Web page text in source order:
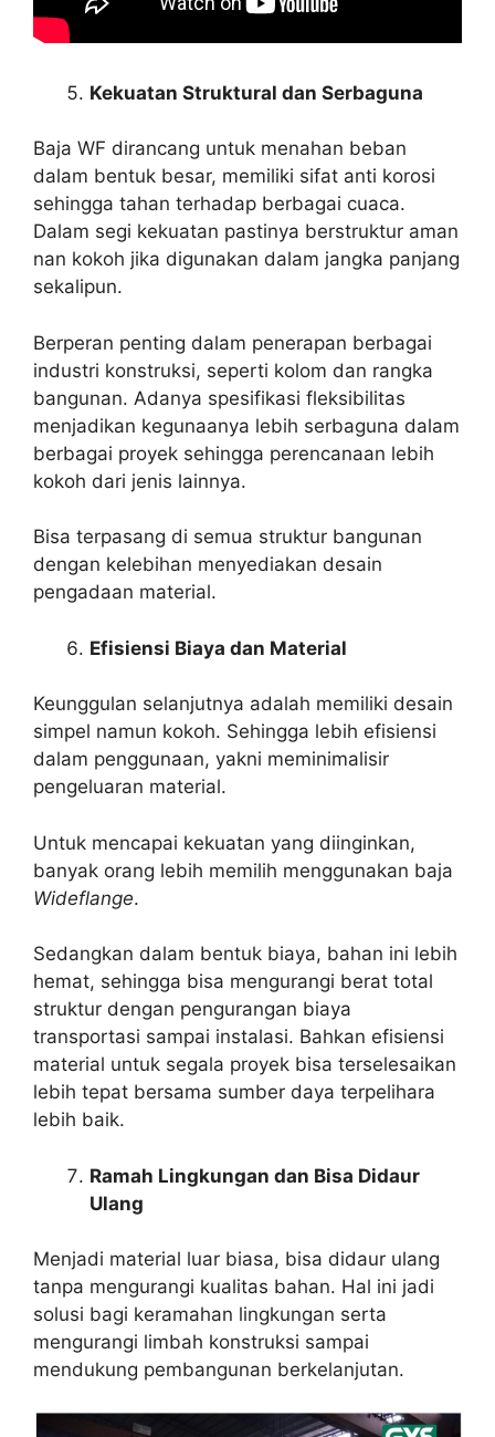
Kekuatan Struktural dan Serbaguna
Baja WF dirancang untuk menahan beban
dalam bentuk besar, memiliki sifat anti korosi
sehingga tahan terhadap berbagai cuaca.
Dalam segi kekuatan pastinya berstruktur aman
nan kokoh jika digunakan dalam jangka panjang
sekalipun.
Berperan penting dalam penerapan berbagai
industri konstruksi, seperti kolom dan rangka
bangunan. Adanya spesifikasi fleksibilitas
menjadikan kegunaanya lebih serbaguna dalam
berbagai proyek sehingga perencanaan lebih
kokoh dari jenis lainnya.
Bisa terpasang di semua struktur bangunan
dengan kelebihan menyediakan desain
pengadaan material.
Efisiensi Biaya dan Material
Keunggulan selanjutnya adalah memiliki desain
simpel namun kokoh. Sehingga lebih efisiensi
dalam penggunaan, yakni meminimalisir
pengeluaran material.
Untuk mencapai kekuatan yang diinginkan,
banyak orang lebih memilih menggunakan baja
Wideflange.
Sedangkan dalam bentuk biaya, bahan ini lebih
hemat, sehingga bisa mengurangi berat total
struktur dengan pengurangan biaya
transportasi sampai instalasi. Bahkan efisiensi
material untuk segala proyek bisa terselesaikan
lebih tepat bersama sumber daya terpelihara
lebih baik.
Ramah Lingkungan dan Bisa Didaur
Ulang
Menjadi material luar biasa, bisa didaur ulang
tanpa mengurangi kualitas bahan. Hal ini jadi
solusi bagi keramahan lingkungan serta
mengurangi limbah konstruksi sampai
mendukung pembangunan berkelanjutan.